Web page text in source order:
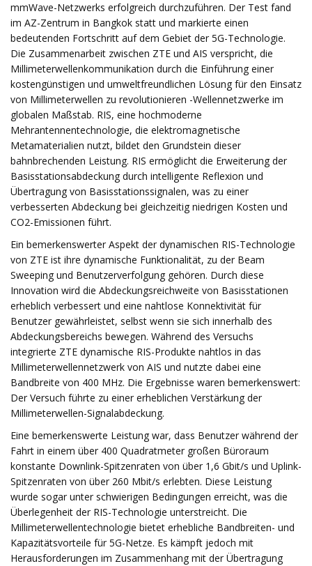
mmWave-Netzwerks erfolgreich durchzuführen. Der Test fand
im AZ-Zentrum in Bangkok statt und markierte einen
bedeutenden Fortschritt auf dem Gebiet der 5G-Technologie.
Die Zusammenarbeit zwischen ZTE und AIS verspricht, die
Millimeterwellenkommunikation durch die Einführung einer
kostengünstigen und umweltfreundlichen Lösung für den Einsatz
von Millimeterwellen zu revolutionieren -Wellennetzwerke im
globalen Maßstab. RIS, eine hochmoderne
Mehrantennentechnologie, die elektromagnetische
Metamaterialien nutzt, bildet den Grundstein dieser
bahnbrechenden Leistung. RIS ermöglicht die Erweiterung der
Basisstationsabdeckung durch intelligente Reflexion und
Übertragung von Basisstationssignalen, was zu einer
verbesserten Abdeckung bei gleichzeitig niedrigen Kosten und
CO2-Emissionen führt.
Ein bemerkenswerter Aspekt der dynamischen RIS-Technologie
von ZTE ist ihre dynamische Funktionalität, zu der Beam
Sweeping und Benutzerverfolgung gehören. Durch diese
Innovation wird die Abdeckungsreichweite von Basisstationen
erheblich verbessert und eine nahtlose Konnektivität für
Benutzer gewährleistet, selbst wenn sie sich innerhalb des
Abdeckungsbereichs bewegen. Während des Versuchs
integrierte ZTE dynamische RIS-Produkte nahtlos in das
Millimeterwellennetzwerk von AIS und nutzte dabei eine
Bandbreite von 400 MHz. Die Ergebnisse waren bemerkenswert:
Der Versuch führte zu einer erheblichen Verstärkung der
Millimeterwellen-Signalabdeckung.
Eine bemerkenswerte Leistung war, dass Benutzer während der
Fahrt in einem über 400 Quadratmeter großen Büroraum
konstante Downlink-Spitzenraten von über 1,6 Gbit/s und Uplink-
Spitzenraten von über 260 Mbit/s erlebten. Diese Leistung
wurde sogar unter schwierigen Bedingungen erreicht, was die
Überlegenheit der RIS-Technologie unterstreicht. Die
Millimeterwellentechnologie bietet erhebliche Bandbreiten- und
Kapazitätsvorteile für 5G-Netze. Es kämpft jedoch mit
Herausforderungen im Zusammenhang mit der Übertragung